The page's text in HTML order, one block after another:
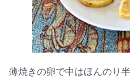
薄焼きの卵で中はほんのり